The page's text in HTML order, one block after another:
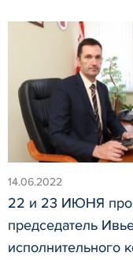
14.06.2022
22 и 23 ИЮНЯ
председатель
исполнительного